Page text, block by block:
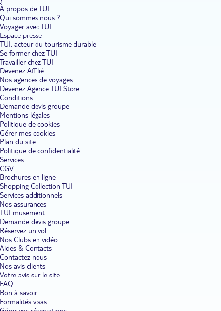
À propos de TUI
Qui sommes nous ?
Voyager avec TUI
Espace presse
TUI, acteur du tourisme durable
Se former chez TUI
Travailler chez TUI
Devenez Affilié
Nos agences de voyages
Devenez Agence TUI Store
Conditions
Demande devis groupe
Mentions légales
Politique de cookies
Gérer mes cookies
Plan du site
Politique de confidentialité
Services
CGV
Brochures en ligne
Shopping Collection TUI
Services additionnels
Nos assurances
TUI musement
Demande devis groupe
Réservez un vol
Nos Clubs en vidéo
Aides & Contacts
Contactez nous
Nos avis clients
Votre avis sur le site
FAQ
Bon à savoir
Formalités visas